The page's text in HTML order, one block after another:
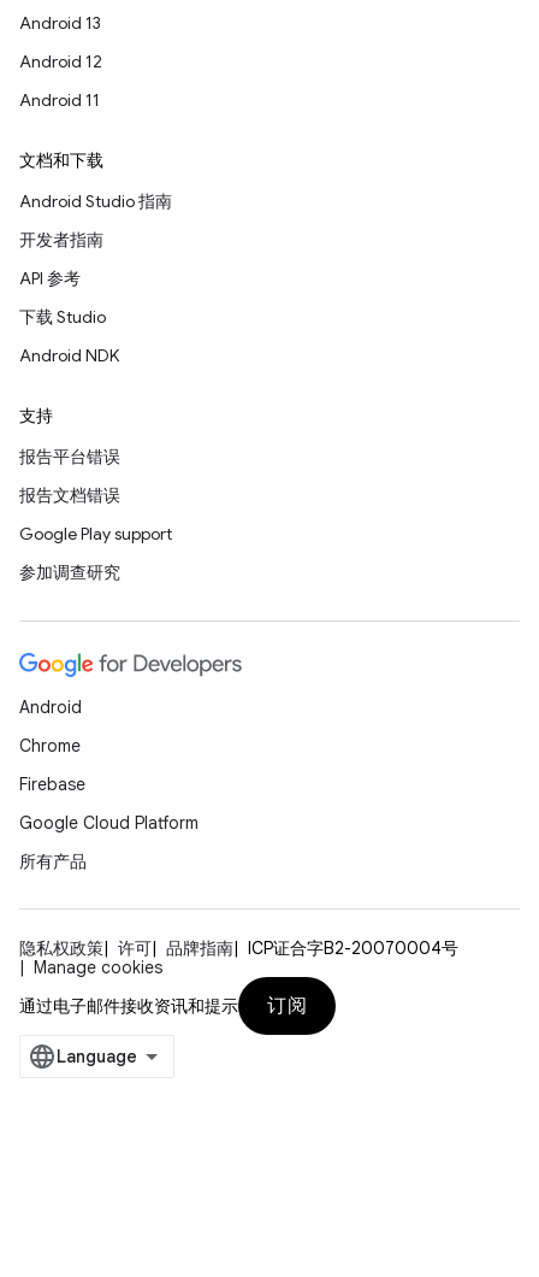
Android 13
Android 12
Android 11
文档和下载
Android Studio 指南
开发者指南
API 参考
下载 Studio
Android NDK
支持
报告平台错误
报告文档错误
Google Play support
参加调查研究
Android
Chrome
Firebase
Google Cloud Platform
所有产品
隐私权政策 许可 品牌指南
ICP证合字B2-20070004号
Manage cookies
通过电子邮件接收资讯和提示
订阅